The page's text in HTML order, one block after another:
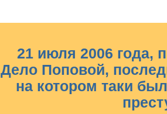
21 июля 2006 года,
Дело Поповой,
на котором таки